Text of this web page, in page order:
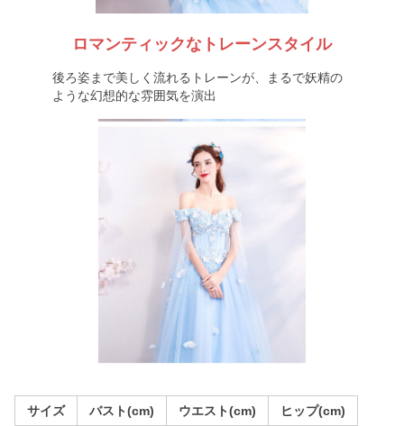
ロマンティックなトレーンスタイル
後ろ姿まで美しく流れるトレーンが、まるで妖精の
ような幻想的な雰囲気を演出
サイズ バスト(cm) ウエスト(cm) ヒップ(cm)